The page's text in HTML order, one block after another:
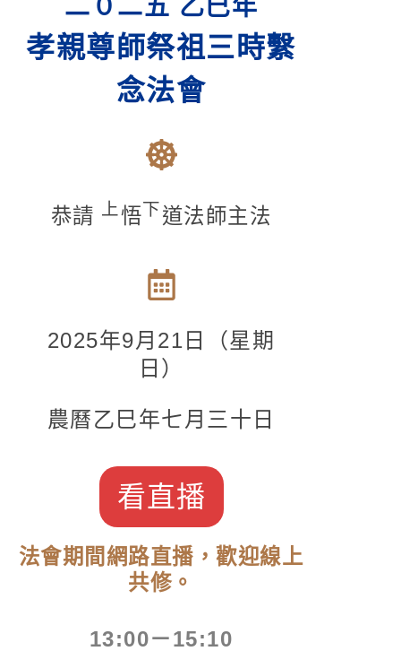
二０二五 乙巳年
孝親尊師祭祖三時繫
念法會
恭請 上悟下道法師主法
2025年9月21日（星期
日）
農曆乙巳年七月三十日
看直播
法會期間網路直播，歡迎線上
共修。
13:00－15:10